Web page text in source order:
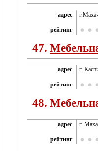
адрес:
рейтинг:
47.
адрес: г.
рейтинг:
48.
адрес: г.
рейтинг: